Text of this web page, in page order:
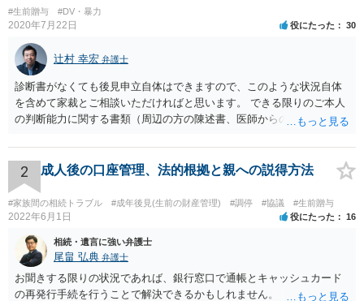
#生前贈与 #DV・暴力
2020年7月22日 役にたった 30
辻村 幸宏 弁護士
診断書がなくても後見申立自体はできますので、このような状況自体
を含めて家裁とご相談いただければと思います。 できる限りのご本人
の判断能力に関する書類（周辺の方の陳述書、医師からの聴取書等）
をしていただければそこから先は進むのではないかと存じます。 ま
た、Aさんの意向を酌みすぎるあまりに後見申立ができない状況にして
いる施設の問題もありますので、当該地域の地域包括支援センターに
ご相談されるのもひとつの方法です。
2 成人後の口座管理、法的根拠と親への説得方法
#家族間の相続トラブル #成年後見(生前の財産管理) #調停 #協議 #生前贈与
2022年6月1日 役にたった 16
相続・遺言に強い弁護士
尾畠 弘典 弁護士
お聞きする限りの状況であれば、銀行窓口で通帳とキャッシュカード
の再発行手続を行うことで解決できるかもしれません。